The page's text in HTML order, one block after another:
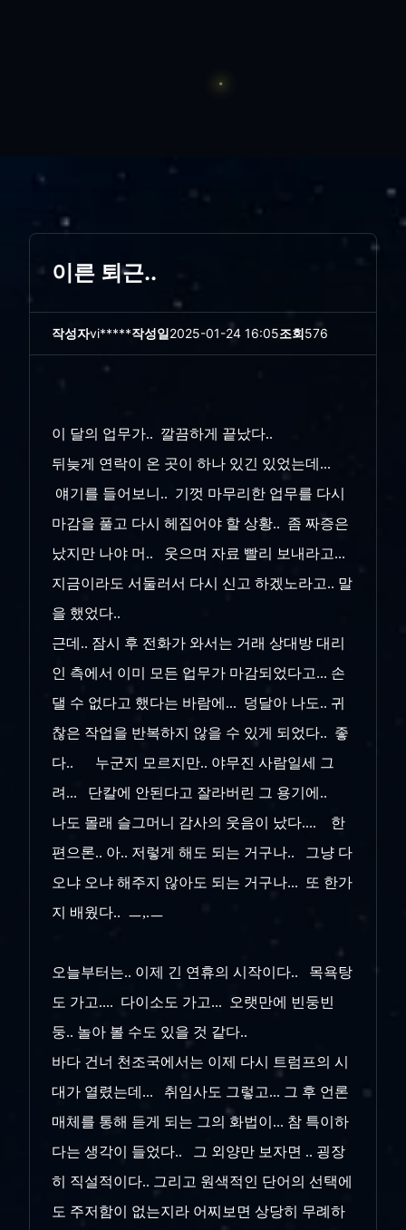
이른 퇴근..
작성자vi*****작성일2025-01-24 16:05조회576
이 달의 업무가.. 깔끔하게 끝났다..
뒤늦게 연락이 온 곳이 하나 있긴 있었는데...
얘기를 들어보니.. 기껏 마무리한 업무를 다시
마감을 풀고 다시 헤집어야 할 상황.. 좀 짜증은
났지만 나야 머.. 웃으며 자료 빨리 보내라고...
지금이라도 서둘러서 다시 신고 하겠노라고.. 말
을 했었다..
근데.. 잠시 후 전화가 와서는 거래 상대방 대리
인 측에서 이미 모든 업무가 마감되었다고... 손
댈 수 없다고 했다는 바람에... 덩달아 나도.. 귀
찮은 작업을 반복하지 않을 수 있게 되었다.. 좋
다.. 누군지 모르지만.. 야무진 사람일세 그
려... 단칼에 안된다고 잘라버린 그 용기에..
나도 몰래 슬그머니 감사의 웃음이 났다.... 한
편으론.. 아.. 저렇게 해도 되는 거구나.. 그냥 다
오냐 오냐 해주지 않아도 되는 거구나... 또 한가
지 배웠다.. ㅡ,.ㅡ
오늘부터는.. 이제 긴 연휴의 시작이다.. 목욕탕
도 가고.... 다이소도 가고... 오랫만에 빈둥빈
둥.. 놀아 볼 수도 있을 것 같다..
바다 건너 천조국에서는 이제 다시 트럼프의 시
대가 열렸는데... 취임사도 그렇고... 그 후 언론
매체를 통해 듣게 되는 그의 화법이... 참 특이하
다는 생각이 들었다.. 그 외양만 보자면 .. 굉장
히 직설적이다.. 그리고 원색적인 단어의 선택에
도 주저함이 없는지라 어찌보면 상당히 무례하